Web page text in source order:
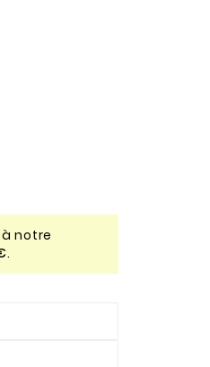
notre
.